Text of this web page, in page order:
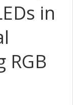
in
RGB